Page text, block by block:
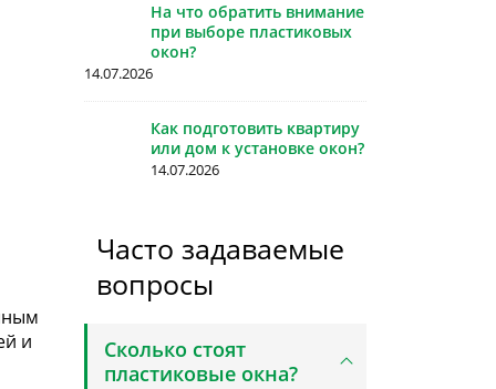
и
На что обратить внимание
при выборе пластиковых
окон?
14.07.2026
Как подготовить квартиру
или дом к установке окон?
14.07.2026
Часто задаваемые
вопросы
Сколько стоят
пластиковые окна?